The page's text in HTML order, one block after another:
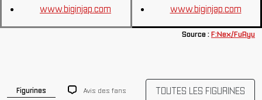
www.biginjap.com
www.biginjap.com
Source :F:Nex/FuRyu
Figurines Avis des fans TOUTES LES FIGURINES